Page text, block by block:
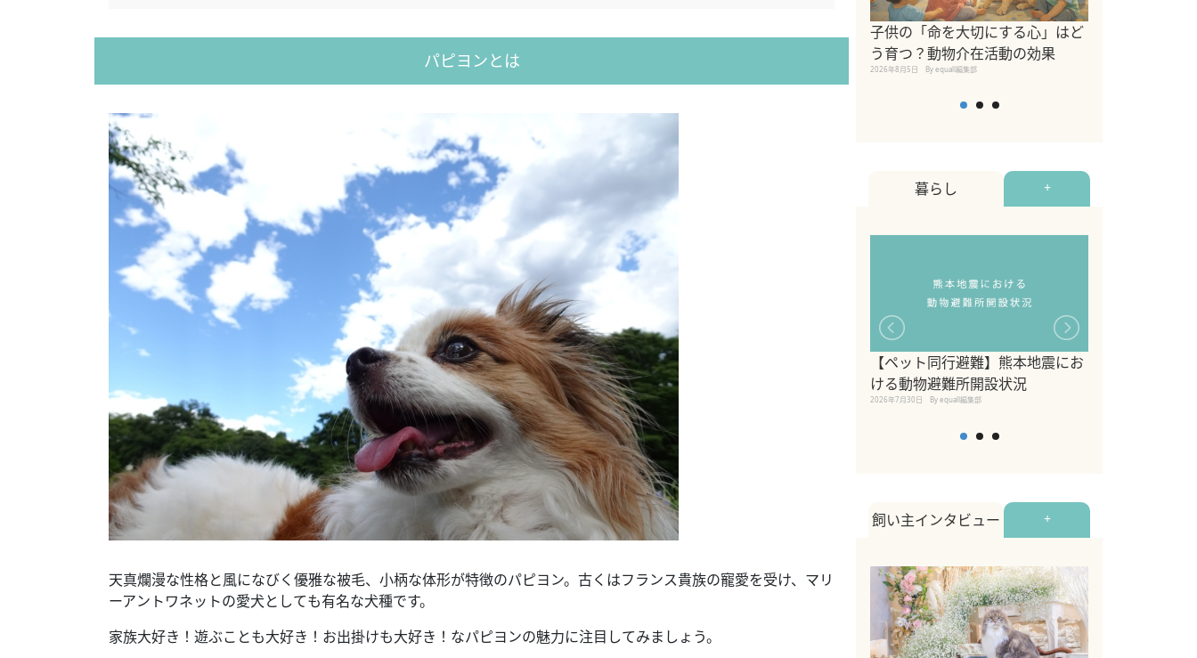
パピヨンとは
天真爛漫な性格と風になびく優雅な被毛、小柄な体形が特徴のパピヨン。古くはフランス貴族の寵愛を受け、マリ
ーアントワネットの愛犬としても有名な犬種です。
家族大好き！遊ぶことも大好き！お出掛けも大好き！なパピヨンの魅力に注目してみましょう。
子供の「命を大切にする心」はど
う育つ？動物介在活動の効果
2026年8月5日 By equall編集部
暮らし +
【ペット同行避難】熊本地震にお
ける動物避難所開設状況
2026年7月30日 By equall編集部
飼い主インタビュー +